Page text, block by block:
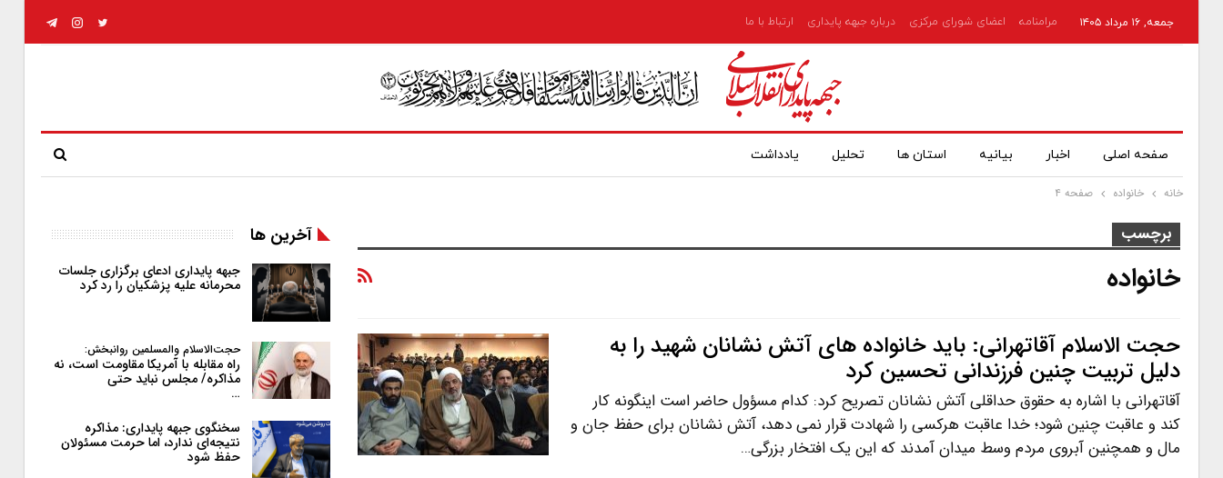
جمعه, ۱۶ مرداد ۱۴۰۵ مرامنامه اعضای شورای مرکزی درباره جبهه پایداری ارتباط با ما
صفحه اصلی اخبار بیانیه استان ها تحلیل یادداشت
خانه خانواده صفحه ۴
برچسب
خانواده
حجت الاسلام آقاتهرانی: باید خانواده های آتش نشانان شهید را به
دلیل تربیت چنین فرزندانی تحسین کرد
آقاتهرانی با اشاره به حقوق حداقلی آتش نشانان تصریح کرد: کدام مسؤول حاضر است اینگونه کار
کند و عاقبت چنین شود؛ خدا عاقبت هرکسی را شهادت قرار نمی دهد، آتش نشانان برای حفظ جان و
مال و همچنین آبروی مردم وسط میدان آمدند که این یک افتخار بزرگی…
آخرین ها
جبهه پایداری ادعای برگزاری جلسات
محرمانه علیه پزشکیان را رد کرد
حجت‌الاسلام والمسلمین روانبخش:
راه مقابله با آمریکا مقاومت است، نه
مذاکره/ مجلس نباید حتی
…
سخنگوی جبهه پایداری: مذاکره
نتیجه‌ای ندارد، اما حرمت مسئولان
حفظ شود